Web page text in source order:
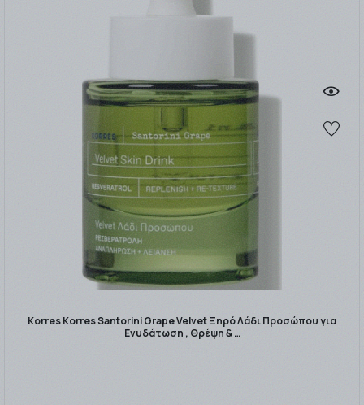
Korres Korres Santorini Grape Velvet Ξηρό Λάδι Προσώπου για
Ενυδάτωση , Θρέψη & …